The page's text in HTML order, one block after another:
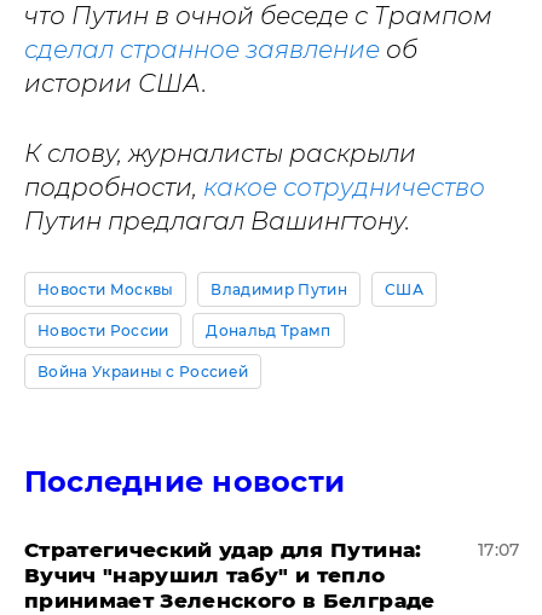
что Путин в очной беседе с Трампом
сделал странное заявление об
истории США.
К слову, журналисты раскрыли
подробности, какое сотрудничество
Путин предлагал Вашингтону.
Новости Москвы Владимир Путин США
Новости России Дональд Трамп
Война Украины с Россией
Последние новости
Стратегический удар для Путина:
Вучич "нарушил табу" и тепло
принимает Зеленского в Белграде
17:07